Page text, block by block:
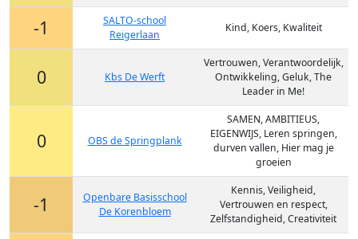
-1
SALTO-school
Reigerlaan
Kind, Koers, Kwaliteit
0 Kbs De Werft
Vertrouwen, Verantwoordelijk,
Ontwikkeling, Geluk, The
Leader in Me!
0 OBS de Springplank
SAMEN, AMBITIEUS,
EIGENWIJS, Leren springen,
durven vallen, Hier mag je
groeien
-1
Openbare Basisschool
De Korenbloem
Kennis, Veiligheid,
Vertrouwen en respect,
Zelfstandigheid, Creativiteit